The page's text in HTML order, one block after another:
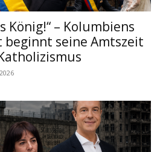
König!“ – Kolumbiens
beginnt seine Amtszeit